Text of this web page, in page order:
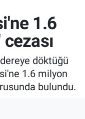
1.6
döktüğü
1.6 milyon
bulundu.